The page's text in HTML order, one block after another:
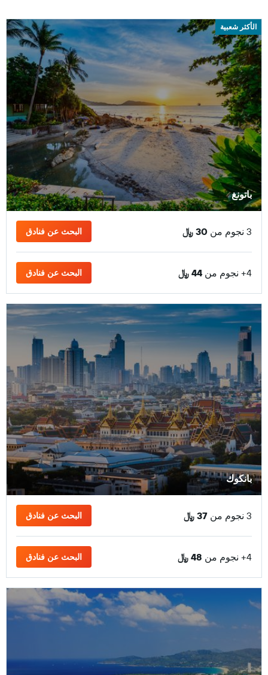
الأكثر شعبية
باتونغ
3 نجوم من 30 ﷼ البحث عن فنادق
4+ نجوم من 44 ﷼ البحث عن فنادق
بانكوك
3 نجوم من 37 ﷼ البحث عن فنادق
4+ نجوم من 48 ﷼ البحث عن فنادق